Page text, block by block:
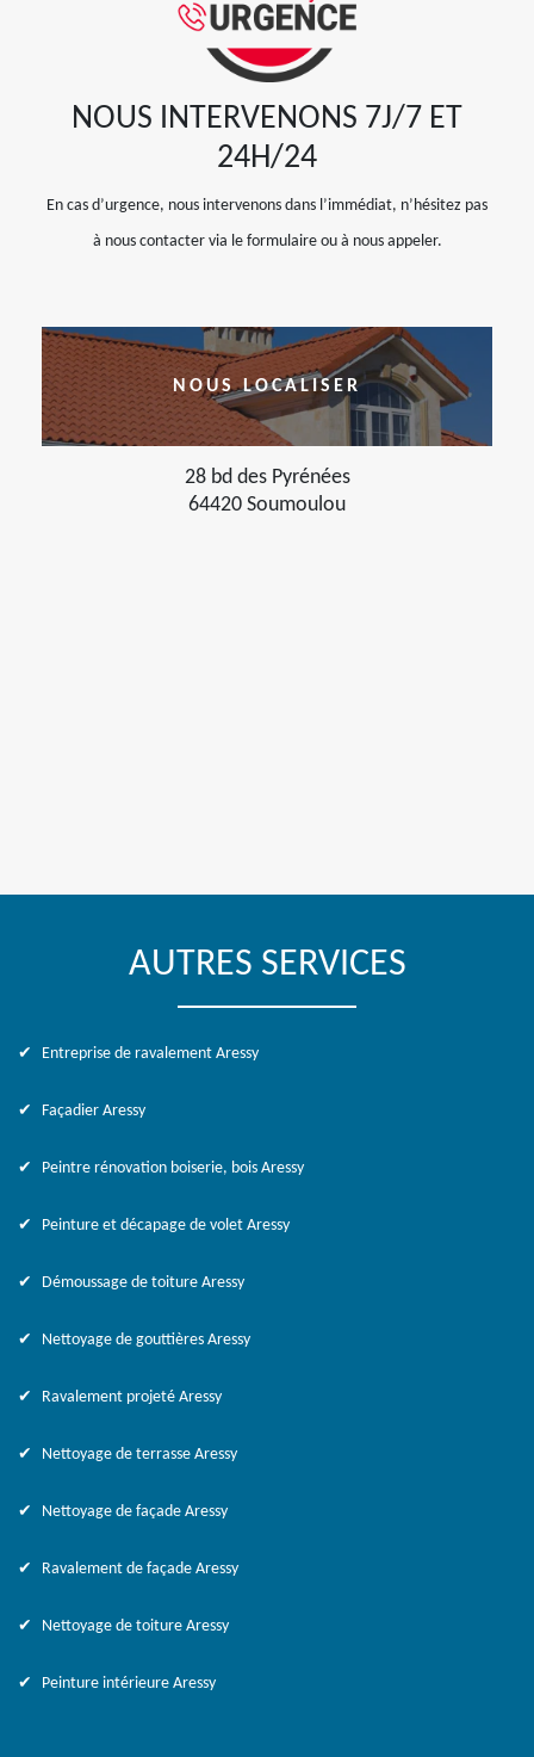
NOUS INTERVENONS 7J/7 ET
24H/24
En cas d’urgence, nous intervenons dans l’immédiat, n’hésitez pas
à nous contacter via le formulaire ou à nous appeler.
NOUS LOCALISER
28 bd des Pyrénées
64420 Soumoulou
AUTRES SERVICES
Entreprise de ravalement Aressy
Façadier Aressy
Peintre rénovation boiserie, bois Aressy
Peinture et décapage de volet Aressy
Démoussage de toiture Aressy
Nettoyage de gouttières Aressy
Ravalement projeté Aressy
Nettoyage de terrasse Aressy
Nettoyage de façade Aressy
Ravalement de façade Aressy
Nettoyage de toiture Aressy
Peinture intérieure Aressy